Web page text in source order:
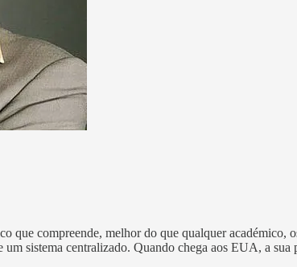
que compreende, melhor do que qualquer
sistema centralizado. Quando chega aos EUA, a